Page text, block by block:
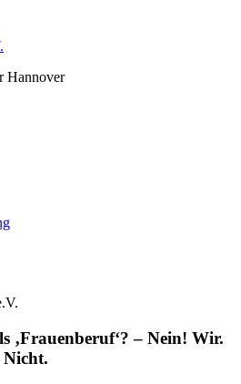
Hannover
‚Frauenberuf‘? – Nein! Wir.
Nicht.